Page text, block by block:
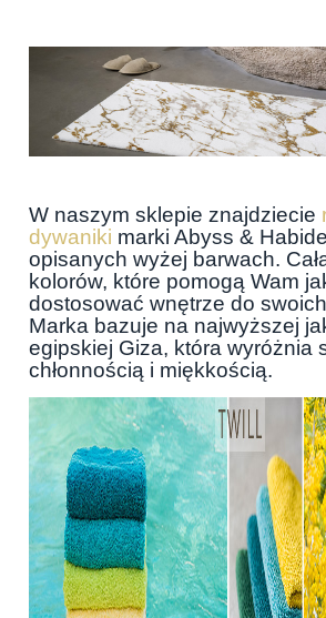
W naszym sklepie znajdziecie
dywaniki marki Abyss &
opisanych wyżej barwach.
kolorów, które pomogą Wam
dostosować wnętrze do
Marka bazuje na najwyższej
egipskiej Giza, która wyróżnia
chłonnością i miękkością.